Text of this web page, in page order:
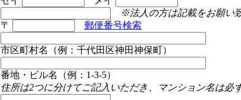
※法人の方は記載をお願い
〒 郵便番号検索
市区町村名（例：千代田区神田神保町）
番地・ビル名（例：1-3-5）
住所は2つに分けてご記入いただき、マンション名は必